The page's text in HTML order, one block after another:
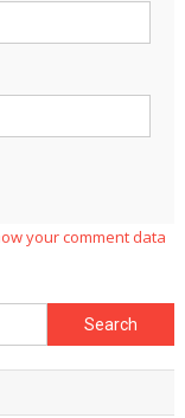
your comment data
Search
for: